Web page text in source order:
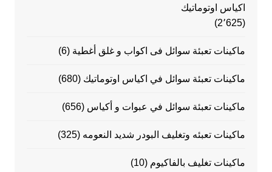
اكياس اوتوماتيك
(2٬625)
ماكينات تعبئة سوائل فى اكواب و غلق أغطية (6)
ماكينات تعبئة سوائل في اكياس اوتوماتيك (680)
ماكينات تعبئة سوائل في عبوات و أكياس (656)
ماكينات تعبئه وتغليف البودر شديد النعومه (325)
ماكينات تغليف بالفاكيوم (10)